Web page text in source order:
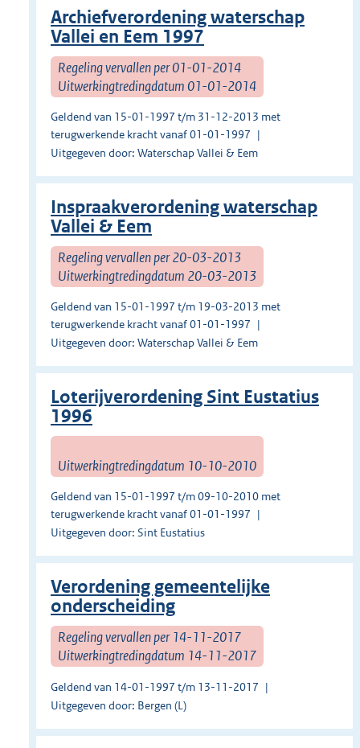
Archiefverordening waterschap
Vallei en Eem 1997
Regeling vervallen per 01-01-2014
Uitwerkingtredingdatum 01-01-2014
Geldend van 15-01-1997 t/m 31-12-2013 met
terugwerkende kracht vanaf 01-01-1997
Uitgegeven door: Waterschap Vallei & Eem
Inspraakverordening waterschap
Vallei & Eem
Regeling vervallen per 20-03-2013
Uitwerkingtredingdatum 20-03-2013
Geldend van 15-01-1997 t/m 19-03-2013 met
terugwerkende kracht vanaf 01-01-1997
Uitgegeven door: Waterschap Vallei & Eem
Loterijverordening Sint Eustatius
1996
Uitwerkingtredingdatum 10-10-2010
Geldend van 15-01-1997 t/m 09-10-2010 met
terugwerkende kracht vanaf 01-01-1997
Uitgegeven door: Sint Eustatius
Verordening gemeentelijke
onderscheiding
Regeling vervallen per 14-11-2017
Uitwerkingtredingdatum 14-11-2017
Geldend van 14-01-1997 t/m 13-11-2017
Uitgegeven door: Bergen (L)